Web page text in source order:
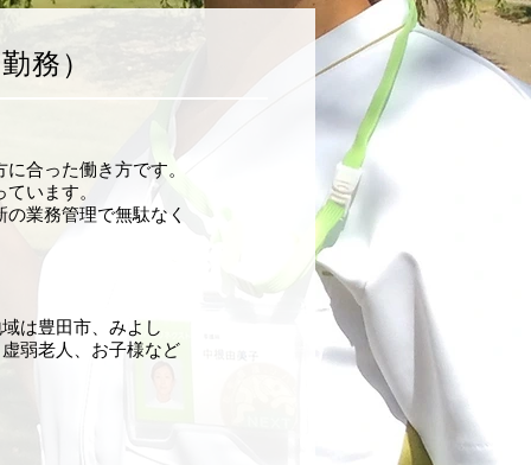
務）
合った働き方です。
います。
業務管理で無駄なく
は豊田市、みよし
弱老人、お子様など